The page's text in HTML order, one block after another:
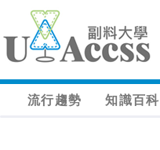
流行趨勢 知識百科